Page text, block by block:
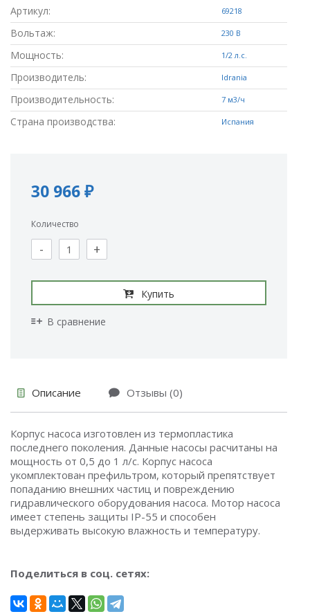
Артикул: 69218
Вольтаж: 230 В
Мощность: 1/2 л.с.
Производитель: Idrania
Производительность: 7 м3/ч
Страна производства: Испания
30 966 ₽
Количество
- +
Купить
В сравнение
Описание Отзывы (0)
Корпус насоса изготовлен из термопластика
последнего поколения. Данные насосы расчитаны на
мощность от 0,5 до 1 л/c. Корпус насоса
укомплектован префильтром, который препятствует
попаданию внешних частиц и повреждению
гидравлического оборудования насоса. Мотор насоса
имеет степень защиты IP-55 и способен
выдерживать высокую влажность и температуру.
Поделиться в соц. сетях: